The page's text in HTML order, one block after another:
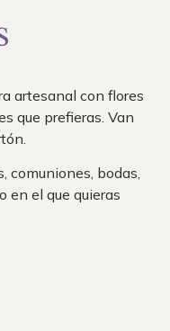
artesanal con flores
que prefieras. Van
comuniones, bodas,
en el que quieras